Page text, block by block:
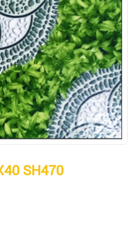
SH470